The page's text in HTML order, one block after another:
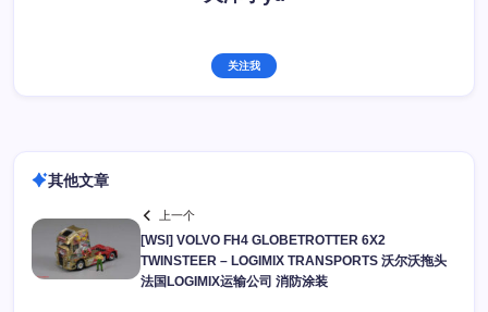
关注我
其他文章
上一个
[WSI] VOLVO FH4 GLOBETROTTER 6X2
TWINSTEER – LOGIMIX TRANSPORTS 沃尔沃拖头
法国LOGIMIX运输公司 消防涂装